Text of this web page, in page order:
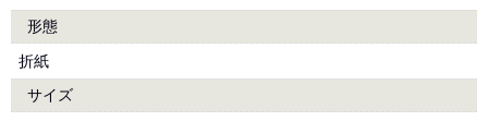
形態
折紙
サイズ